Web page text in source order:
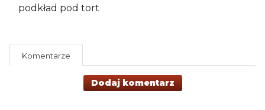
podkład pod tort
Komentarze
Dodaj komentarz